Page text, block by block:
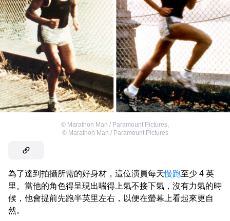
© Marathon Man / Paramount Pictures,
© Marathon Man / Paramount Pictures
為了達到拍攝所需的好身材，這位演員每天慢跑至少 4 英
里。當他的角色得呈現出喘得上氣不接下氣，沒有力氣的時
候，他會提前先跑半英里左右，以便在螢幕上看起來更自
然。